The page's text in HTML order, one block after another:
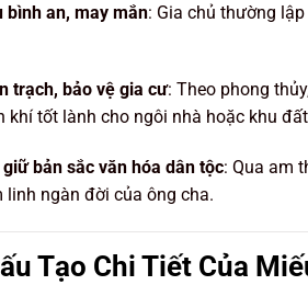
bình an, may mắn: Gia chủ thường
trạch, bảo vệ gia cư: Theo phong
khí tốt lành cho ngôi nhà hoặc khu
giữ bản sắc văn hóa dân tộc: Qua am
linh ngàn đời của ông cha.
Tạo Chi Tiết Của